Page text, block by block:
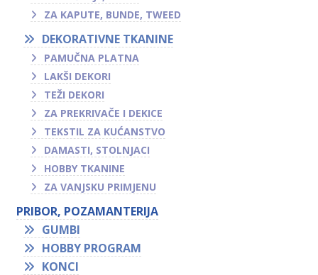
ZA KAPUTE, BUNDE, TWEED
DEKORATIVNE TKANINE
PAMUČNA PLATNA
LAKŠI DEKORI
TEŽI DEKORI
ZA PREKRIVAČE I DEKICE
TEKSTIL ZA KUĆANSTVO
DAMASTI, STOLNJACI
HOBBY TKANINE
ZA VANJSKU PRIMJENU
PRIBOR, POZAMANTERIJA
GUMBI
HOBBY PROGRAM
KONCI